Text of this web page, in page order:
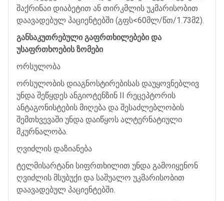
შაქრინაი დიაბეტით ან თირკმლის უკმარისობით
დაავადებულ პაციენტებში (გფს<60მლ/წთ/1.73მ2).
განსაკუთრებული გაფრთხილებები და
უსაფრთხოების ზომები
ორსულობა
ორსულობის დიაგნოსტირებისას დაუყოვნებლივ
უნდა შეწყდეს ანგიოტენზინ II რეცეპტორის
ანტაგონისტების მიღება და შესაძლებლობის
შემთხვევაში უნდა დაიწყოს ალტერნატიული
მკურნალობა.
ღვიძლის დაზიანება
ტელმისარტანი სიფრთხილით უნდა გამოიყენონ
ღვიძლის მსუბუქი და საშუალო უკმარისობით
დაავადებულ პაციენტებში.